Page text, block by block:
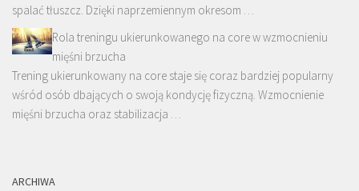
spalać tłuszcz. Dzięki naprzemiennym okresom …
Rola treningu ukierunkowanego na core w wzmocnieniu
mięśni brzucha
Trening ukierunkowany na core staje się coraz bardziej popularny
wśród osób dbających o swoją kondycję fizyczną. Wzmocnienie
mięśni brzucha oraz stabilizacja …
ARCHIWA